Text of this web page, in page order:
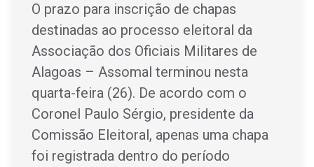
O prazo para inscrição de chapas
destinadas ao processo eleitoral da
Associação dos Oficiais Militares de
Alagoas – Assomal terminou nesta
quarta-feira (26). De acordo com o
Coronel Paulo Sérgio, presidente da
Comissão Eleitoral, apenas uma chapa
foi registrada dentro do período